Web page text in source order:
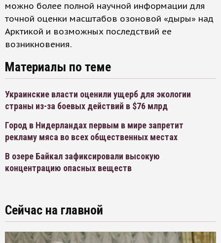
можно более полной научной информации для
точной оценки масштабов озоновой «дыры» над
Арктикой и возможных последствий ее
возникновения.
Материалы по теме
Украинские власти оценили ущерб для экологии
страны из-за боевых действий в $76 млрд
Город в Нидерландах первым в мире запретит
рекламу мяса во всех общественных местах
В озере Байкал зафиксировали высокую
концентрацию опасных веществ
Сейчас на главной